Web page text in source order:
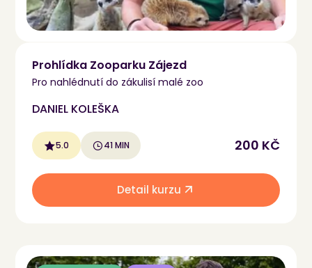
Prohlídka Zooparku Zájezd
Pro nahlédnutí do zákulisí malé zoo
DANIEL KOLEŠKA
5.0 41 MIN 200 KČ
Detail kurzu